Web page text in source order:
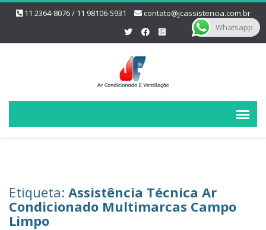
11 2364-8076 / 11 98106-5931 contato@jcassistencia.com.br
Etiqueta: Assistência Técnica Ar
Condicionado Multimarcas Campo
Limpo
Whatsapp